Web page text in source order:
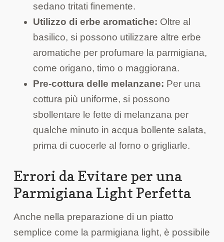
sedano tritati finemente.
Utilizzo di erbe aromatiche: Oltre al
basilico, si possono utilizzare altre erbe
aromatiche per profumare la parmigiana,
come origano, timo o maggiorana.
Pre-cottura delle melanzane: Per una
cottura più uniforme, si possono
sbollentare le fette di melanzana per
qualche minuto in acqua bollente salata,
prima di cuocerle al forno o grigliarle.
Errori da Evitare per una
Parmigiana Light Perfetta
Anche nella preparazione di un piatto
semplice come la parmigiana light, è possibile